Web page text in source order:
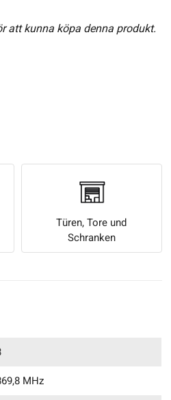
att kunna köpa denna produkt.
Türen, Tore und
Schranken
MHz